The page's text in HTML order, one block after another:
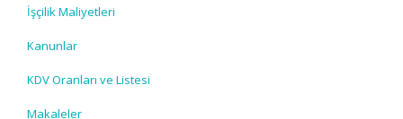
İşçilik Maliyetleri
Kanunlar
KDV Oranları ve Listesi
Makaleler